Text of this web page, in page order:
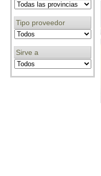
Tipo proveedor
Sirve a